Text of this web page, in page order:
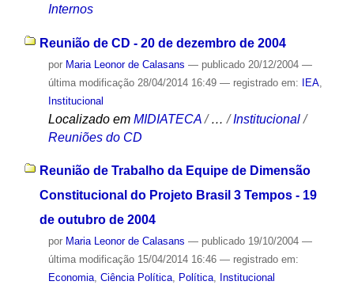
Internos
Reunião de CD - 20 de dezembro de 2004
por Maria Leonor de Calasans — publicado20/12/2004 —
última modificação28/04/2014 16:49 — registrado em: IEA,
Institucional
Localizado em MIDIATECA /…/Institucional /
Reuniões do CD
Reunião de Trabalho da Equipe de Dimensão
Constitucional do Projeto Brasil 3 Tempos - 19
de outubro de 2004
por Maria Leonor de Calasans — publicado19/10/2004 —
última modificação15/04/2014 16:46 — registrado em:
Economia, Ciência Política, Política, Institucional